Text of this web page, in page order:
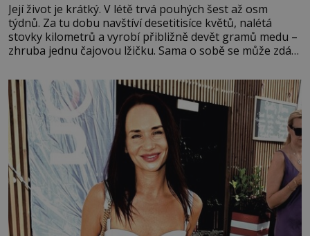
Její život je krátký. V létě trvá pouhých šest až osm
týdnů. Za tu dobu navštíví desetitisíce květů, nalétá
stovky kilometrů a vyrobí přibližně devět gramů medu –
zhruba jednu čajovou lžičku. Sama o sobě se může zdát
tisíc příslušnic svého včelstva, vznikne jeden z
nejdokonalejších organismů